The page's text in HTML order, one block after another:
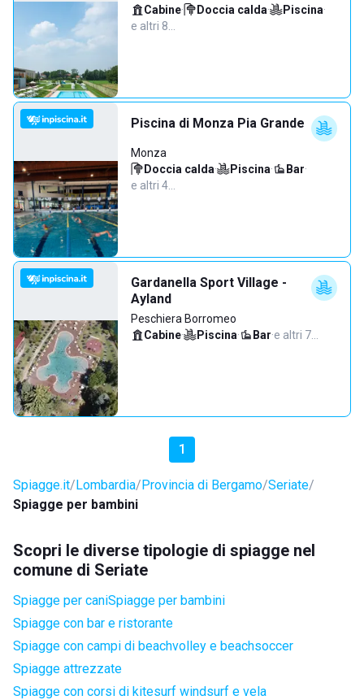
Cabine· Doccia calda· Piscina·
e altri 8…
Piscina di Monza Pia Grande
Monza
Doccia calda· Piscina· Bar·
e altri 4…
Gardanella Sport Village -
Ayland
Peschiera Borromeo
Cabine· Piscina· Bar·e altri 7…
1
Spiagge.it Lombardia Provincia di Bergamo Seriate
Spiagge per bambini
Scopri le diverse tipologie di spiagge nel
comune di Seriate
Spiagge per caniSpiagge per bambini
Spiagge con bar e ristorante
Spiagge con campi di beachvolley e beachsoccer
Spiagge attrezzate
Spiagge con corsi di kitesurf windsurf e vela